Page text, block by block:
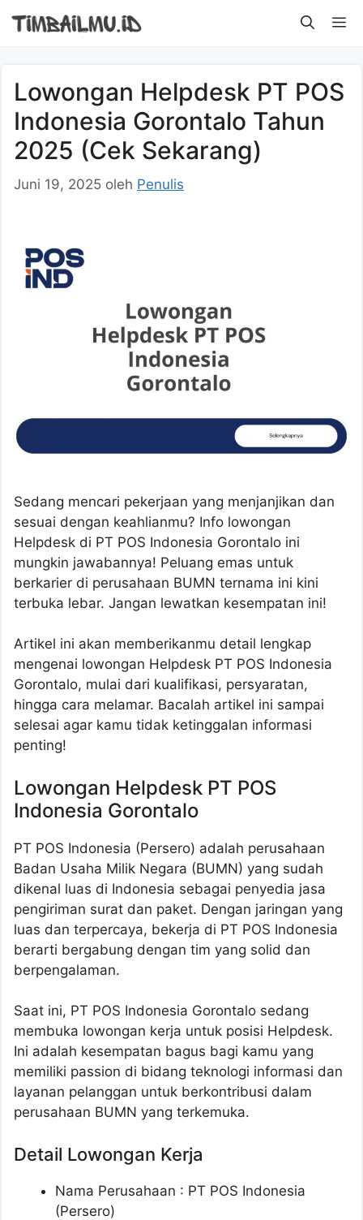
Lowongan Helpdesk PT POS
Indonesia Gorontalo Tahun
2025 (Cek Sekarang)
Juni 19, 2025 oleh Penulis
Sedang mencari pekerjaan yang menjanjikan dan
sesuai dengan keahlianmu? Info lowongan
Helpdesk di PT POS Indonesia Gorontalo ini
mungkin jawabannya! Peluang emas untuk
berkarier di perusahaan BUMN ternama ini kini
terbuka lebar. Jangan lewatkan kesempatan ini!
Artikel ini akan memberikanmu detail lengkap
mengenai lowongan Helpdesk PT POS Indonesia
Gorontalo, mulai dari kualifikasi, persyaratan,
hingga cara melamar. Bacalah artikel ini sampai
selesai agar kamu tidak ketinggalan informasi
penting!
Lowongan Helpdesk PT POS
Indonesia Gorontalo
PT POS Indonesia (Persero) adalah perusahaan
Badan Usaha Milik Negara (BUMN) yang sudah
dikenal luas di Indonesia sebagai penyedia jasa
pengiriman surat dan paket. Dengan jaringan yang
luas dan terpercaya, bekerja di PT POS Indonesia
berarti bergabung dengan tim yang solid dan
berpengalaman.
Saat ini, PT POS Indonesia Gorontalo sedang
membuka lowongan kerja untuk posisi Helpdesk.
Ini adalah kesempatan bagus bagi kamu yang
memiliki passion di bidang teknologi informasi dan
layanan pelanggan untuk berkontribusi dalam
perusahaan BUMN yang terkemuka.
Detail Lowongan Kerja
Nama Perusahaan : PT POS Indonesia
(Persero)